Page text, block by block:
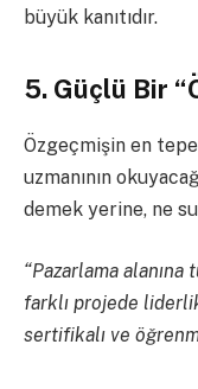
büyük kanıtıdır.
5. Güçlü Bir
Özgeçmişin en
uzmanının
demek yerine, ne
“Pazarlama
farklı projede
sertifikalı ve